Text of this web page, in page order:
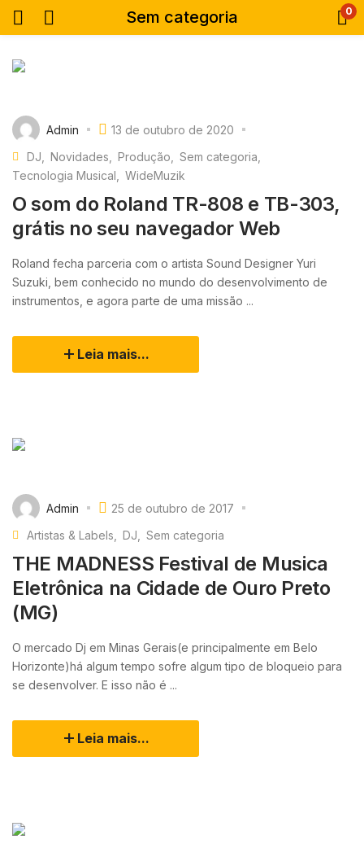
Sem categoria 0
Admin
13 de outubro de 2020
DJ
Novidades Produção
Sem categoria
Tecnologia Musical
WideMuzik
O som do Roland TR-808 e TB-303,
grátis no seu navegador Web
Roland fecha parceria com o artista Sound Designer Yuri
Suzuki, bem conhecido no mundo do desenvolvimento de
instrumentos, e agora parte de uma missão ...
Leia mais...
Admin
25 de outubro de 2017
Artistas & Labels
DJ Sem categoria
THE MADNESS Festival de Musica
Eletrônica na Cidade de Ouro Preto
(MG)
O mercado Dj em Minas Gerais(e principalmente em Belo
Horizonte)há algum tempo sofre algum tipo de bloqueio para
se desenvolver. E isso não é ...
Leia mais...